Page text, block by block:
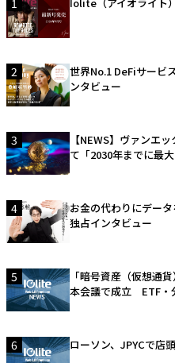
2
世界No.1 DeFiサービ
ンタビュー
3
【NEWS】ヴァンエ
て「2030年までに最
4
お金の代わりにデー
独占インタビュー
5
「暗号資産（仮想通
本会議で成立 ETF・
6 ローソン、JPYCで店